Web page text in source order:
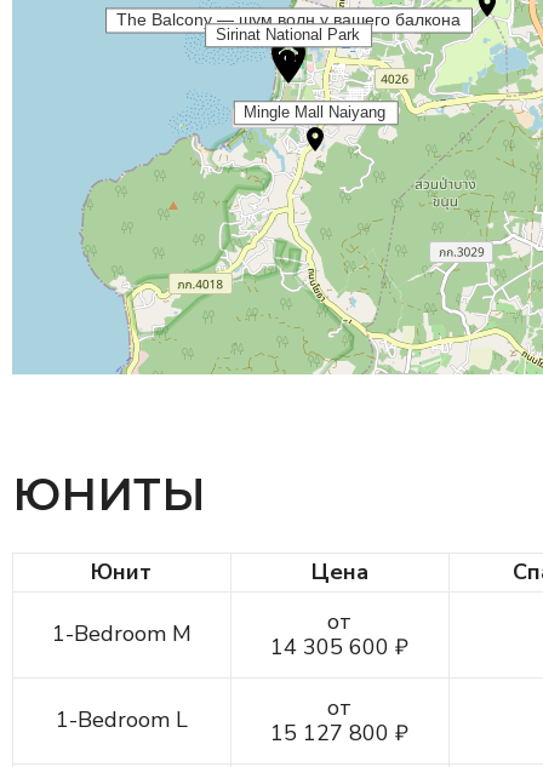
ЮНИТЫ
Юнит Цена
1-Bedroom M
от
14 305 600 ₽
1-Bedroom L
от
15 127 800 ₽